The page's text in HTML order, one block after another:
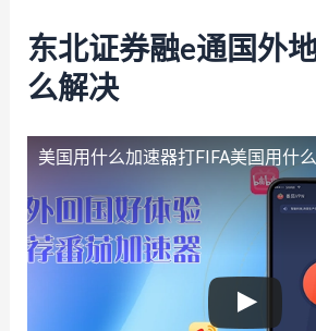
东北证券融e通国外
么解决
美国用什么加速器打FIFA美国用什